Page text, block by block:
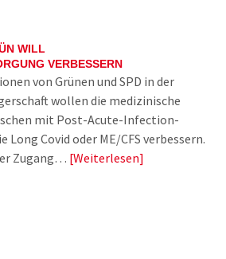
WILL
VERBESSERN
von Grünen und SPD in der
wollen die medizinische
mit Post-Acute-Infection-
Long Covid oder ME/CFS verbessern.
Zugang… Weiterlesen